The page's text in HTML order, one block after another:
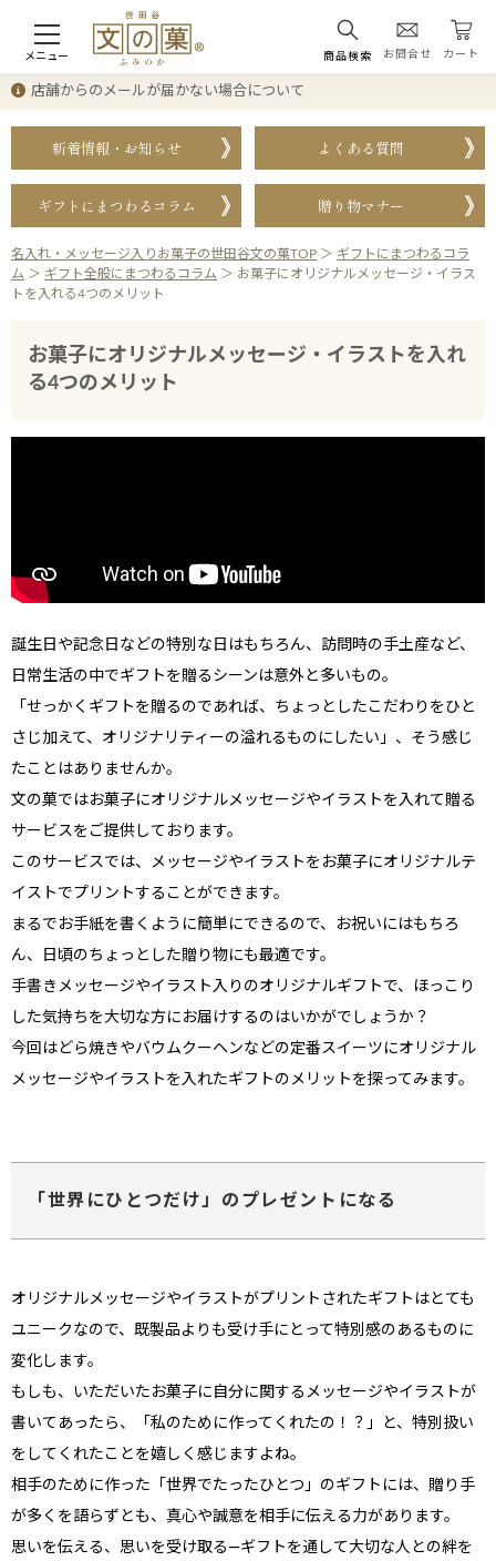
メニュー 商品検索 お問合せ カート
？
フト5選
失敗し
店舗からのメールが届かない場合について
新着情報・お知らせ よくある質問
ギフトにまつわるコラム 贈り物マナー
名入れ・メッセージ入りお菓子の世田谷文の菓TOP ＞ ギフトにまつわるコラ
ム ＞ ギフト全般にまつわるコラム ＞ お菓子にオリジナルメッセージ・イラス
トを入れる4つのメリット
お菓子にオリジナルメッセージ・イラストを入れ
る4つのメリット
誕生日や記念日などの特別な日はもちろん、訪問時の手土産など、
日常生活の中でギフトを贈るシーンは意外と多いもの。
「せっかくギフトを贈るのであれば、ちょっとしたこだわりをひと
さじ加えて、オリジナリティーの溢れるものにしたい」、そう感じ
たことはありませんか。
文の菓ではお菓子にオリジナルメッセージやイラストを入れて贈る
サービスをご提供しております。
このサービスでは、メッセージやイラストをお菓子にオリジナルテ
イストでプリントすることができます。
まるでお手紙を書くように簡単にできるので、お祝いにはもちろ
ん、日頃のちょっとした贈り物にも最適です。
手書きメッセージやイラスト入りのオリジナルギフトで、ほっこり
した気持ちを大切な方にお届けするのはいかがでしょうか？
今回はどら焼きやバウムクーヘンなどの定番スイーツにオリジナル
メッセージやイラストを入れたギフトのメリットを探ってみます。
「世界にひとつだけ」のプレゼントになる
オリジナルメッセージやイラストがプリントされたギフトはとても
ユニークなので、既製品よりも受け手にとって特別感のあるものに
変化します。
もしも、いただいたお菓子に自分に関するメッセージやイラストが
書いてあったら、「私のために作ってくれたの！？」と、特別扱い
をしてくれたことを嬉しく感じますよね。
相手のために作った「世界でたったひとつ」のギフトには、贈り手
が多くを語らずとも、真心や誠意を相手に伝える力があります。
思いを伝える、思いを受け取る―ギフトを通して大切な人との絆を